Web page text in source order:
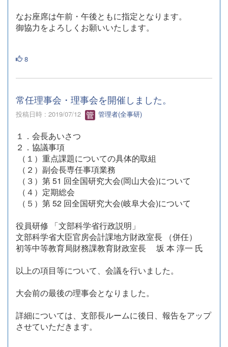
なお座席は午前・午後ともに指定となります。
御協力をよろしくお願いいたします。
8
常任理事会・理事会を開催しました。
投稿日時 : 2019/07/12 管理者(全事研)
１．会長あいさつ
２．協議事項
（１）重点課題についての具体的取組
（２）副会長専任事項業務
（３）第 51 回全国研究大会(岡山大会)について
（４）定期総会
（５）第 52 回全国研究大会(岐阜大会)について
役員研修 「文部科学省行政説明」
文部科学省大臣官房会計課地方財政室長 （併任）
初等中等教育局財務課教育財政室長 坂 本 淳一 氏
以上の項目等について、会議を行いました。
大会前の最後の理事会となりました。
詳細については、支部長ルームに後日、報告をアップ
させていただきます。